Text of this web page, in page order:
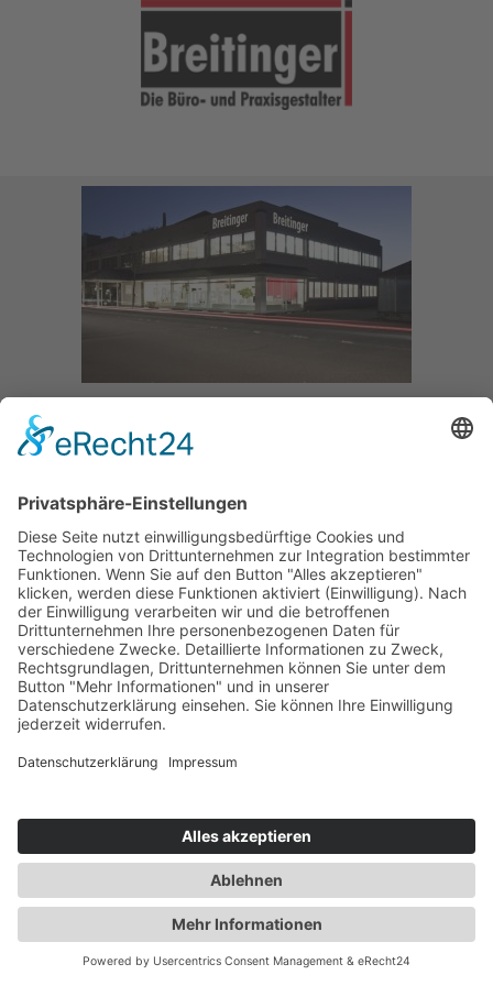
Home Über uns Jobs
Datenschutzerklärung
Anforderung Broschüre